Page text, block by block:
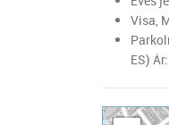
Visa,
ES)